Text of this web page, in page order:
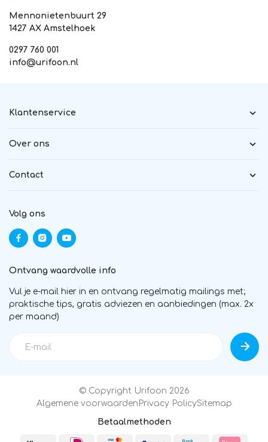
Mennonietenbuurt 29
1427 AX Amstelhoek
0297 760 001
info@urifoon.nl
Klantenservice
Over ons
Contact
Volg ons
Ontvang waardvolle info
Vul je e-mail hier in en ontvang regelmatig mailings met;
praktische tips, gratis adviezen en aanbiedingen (max. 2x
per maand)
© Copyright Urifoon 2026
Algemene voorwaarden Privacy PolicySitemap
Betaalmethoden